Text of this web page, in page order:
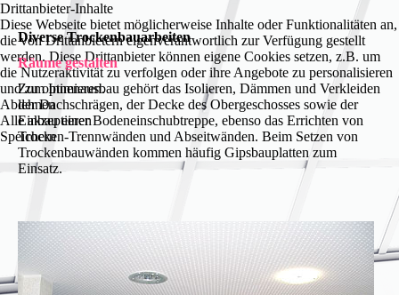
Diverse Trockenbauarbeiten
Räume gestalten
Zum Innenausbau gehört das Isolieren, Dämmen und Verkleiden
der Dachschrägen, der Decke des Obergeschosses sowie der
Einbau einer Bodeneinschubtreppe, ebenso das Errichten von
Trocken-Trennwänden und Abseitwänden. Beim Setzen von
Trockenbauwänden kommen häufig Gipsbauplatten zum
Einsatz.
Drittanbieter-Inhalte
Diese Webseite bietet möglicherweise Inhalte oder Funktionalitäten an,
die von Drittanbietern eigenverantwortlich zur Verfügung gestellt
werden. Diese Drittanbieter können eigene Cookies setzen, z.B. um
die Nutzeraktivität zu verfolgen oder ihre Angebote zu personalisieren
und zu optimieren.
Ablehnen
Alle akzeptieren
Speichern